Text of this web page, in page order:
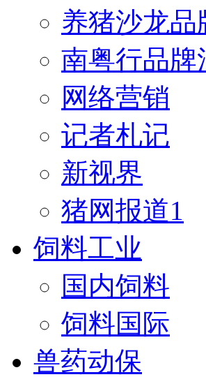
养猪沙龙品
南粤行品牌
网络营销
记者札记
新视界
猪网报道1
饲料工业
国内饲料
饲料国际
兽药动保